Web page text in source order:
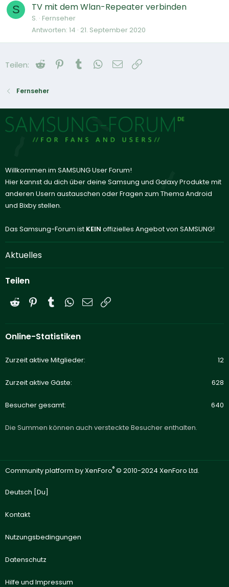
S TV mit dem Wlan-Repeater verbinden
S. Fernseher
Antworten 14 21. September 2020
Teilen: Reddit Pinterest
Tumblr WhatsApp
E-Mail
Fernseher
Willkommen im SAMSUNG User Forum!
Hier kannst du dich über deine Samsung und Galaxy Produkte mit
anderen Usern austauschen oder Fragen zum Thema Android
und Bixby stellen.
Das Samsung-Forum ist KEIN offizielles Angebot von SAMSUNG!
Aktuelles
Teilen
Reddit PinterestTumblrWhatsApp
E-Mail
Online-Statistiken
Zurzeit aktive Mitglieder 12
Zurzeit aktive Gäste 628
Besucher gesamt 640
Die Summen können auch versteckte Besucher enthalten.
Community platform by XenForo® © 2010-2024 XenForo Ltd.
Deutsch [Du]
Kontakt
Nutzungsbedingungen
Datenschutz
Hilfe und Impressum